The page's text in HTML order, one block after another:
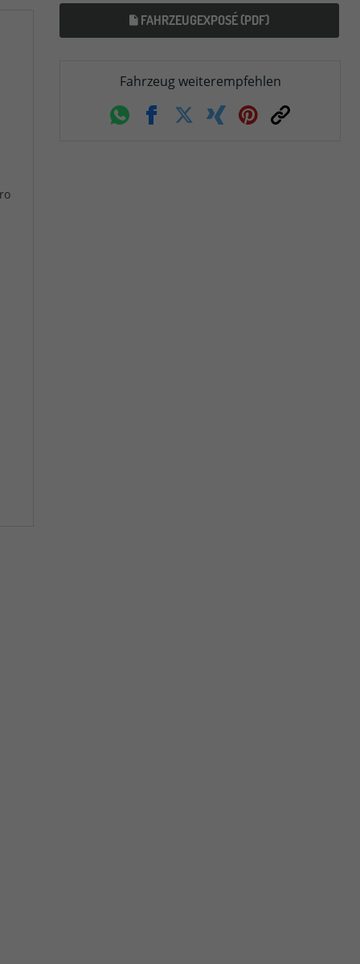
FAHRZEUGEXPOSÉ (PDF)
Fahrzeug weiterempfehlen
WhatsappFacebookTwitterXing Pinterest
Link